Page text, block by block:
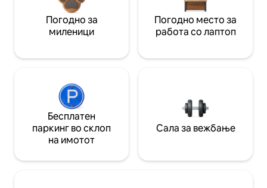
Погодно за
миленици
Погодно место за
работа со лаптоп
Бесплатен
паркинг во склоп
на имотот
Сала за вежбање